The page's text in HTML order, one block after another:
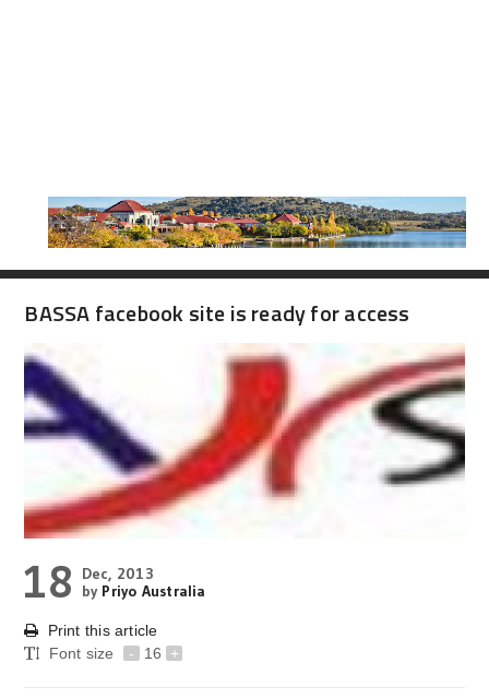
BASSA facebook site is ready for access
18
Dec, 2013
by Priyo Australia
Print this article
Font size
- 16 +